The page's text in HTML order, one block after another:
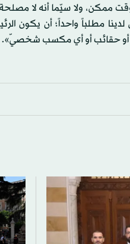
ممكن، ولا سيّما أنه لا
مطلباً واحداً؛ أن يكون
أو حقائب أو أي مكسب شخصيّ».